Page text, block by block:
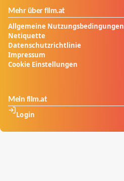
Mehr über film.at
Allgemeine Nutzungsbedingungen
Netiquette
Datenschutzrichtlinie
Impressum
Cookie Einstellungen
Mein film.at
Login